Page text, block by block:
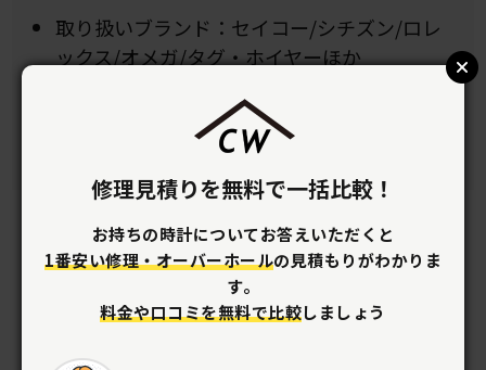
取り扱いブランド：セイコー/シチズン/ロレ
ックス/オメガ/タグ・ホイヤーほか
納期：電池交換は5分〜
保証期間：お店にお問い合わせください
修理見積りを無料で一括比較！
お持ちの時計についてお答えいただくと
1番安い修理・オーバーホールの見積もりがわかりま
す。
料金や口コミを無料で比較しましょう